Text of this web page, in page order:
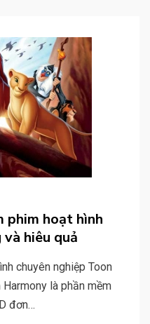
phim hoạt hình
hiêu quả
chuyên nghiệp Toon
là phần mềm
đơn…